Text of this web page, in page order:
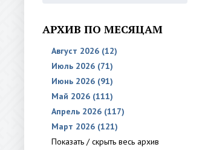
АРХИВ ПО МЕСЯЦАМ
Август 2026 (12)
Июль 2026 (71)
Июнь 2026 (91)
Май 2026 (111)
Апрель 2026 (117)
Март 2026 (121)
Показать / скрыть весь архив